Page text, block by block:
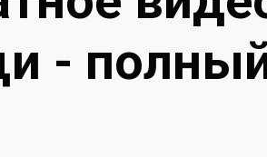
-